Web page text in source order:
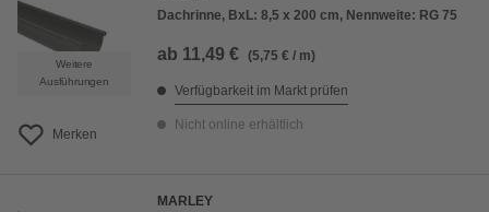
Weitere
Ausführungen
Merken
Dachrinne, BxL: 8,5 x 200 cm, Nennweite: RG 75
ab 11,49 € (5,75 € / m)
Verfügbarkeit im Markt prüfen
Nicht online erhältlich
MARLEY